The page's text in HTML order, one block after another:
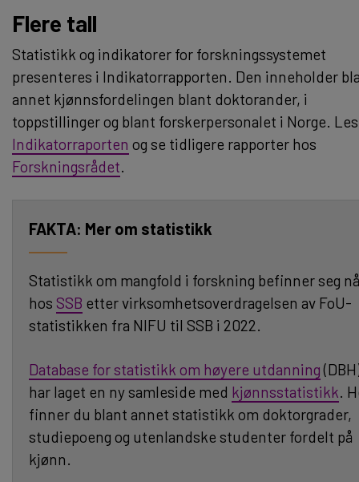
Flere tall
Statistikk og indikatorer for forskningssystemet
presenteres i Indikatorrapporten. Den inneholder
annet kjønnsfordelingen blant doktorander, i
toppstillinger og blant forskerpersonalet i Norge. Les
Indikatorraporten og se tidligere rapporter hos
Forskningsrådet.
Mer om statistikk
Statistikk om mangfold i forskning befinner seg nå
hos SSB etter virksomhetsoverdragelsen av FoU-
statistikken fra NIFU til SSB i 2022.
Database for statistikk om høyere utdanning
har laget en ny samleside med kjønnsstatistikk.
finner du blant annet statistikk om doktorgrader,
studiepoeng og utenlandske studenter fordelt på
kjønn.